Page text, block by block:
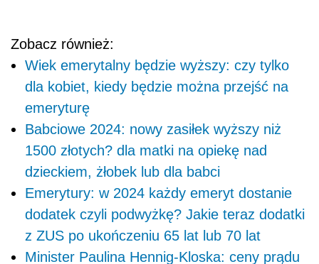
Zobacz również:
Wiek emerytalny będzie wyższy: czy tylko
dla kobiet, kiedy będzie można przejść na
emeryturę
Babciowe 2024: nowy zasiłek wyższy niż
1500 złotych? dla matki na opiekę nad
dzieckiem, żłobek lub dla babci
Emerytury: w 2024 każdy emeryt dostanie
dodatek czyli podwyżkę? Jakie teraz dodatki
z ZUS po ukończeniu 65 lat lub 70 lat
Minister Paulina Hennig-Kloska: ceny prądu